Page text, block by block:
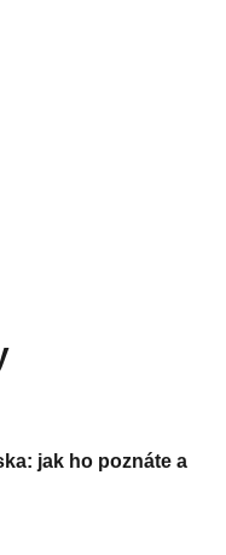
jak ho poznáte a